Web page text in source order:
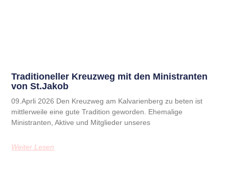
Traditioneller Kreuzweg mit den Ministranten
von St.Jakob
09.Aprli 2026 Den Kreuzweg am Kalvarienberg zu beten ist
mittlerweile eine gute Tradition geworden. Ehemalige
Ministranten, Aktive und Mitglieder unseres
Weiter Lesen